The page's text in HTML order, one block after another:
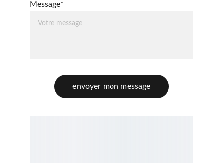
Message*
envoyer mon message